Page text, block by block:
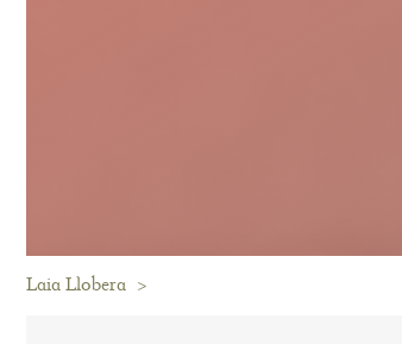
Laia Llobera >